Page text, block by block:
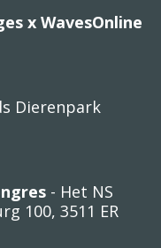
x WavesOnline
Dierenpark
- Het NS
100, 3511 ER